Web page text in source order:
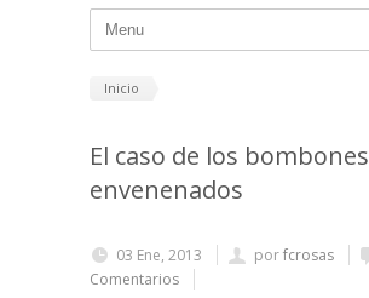
Inicio
El caso de los bombones
envenenados
03 Ene, 2013 porfcrosas
Comentarios